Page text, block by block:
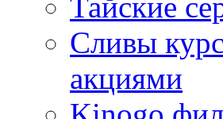
Сливы
акциями